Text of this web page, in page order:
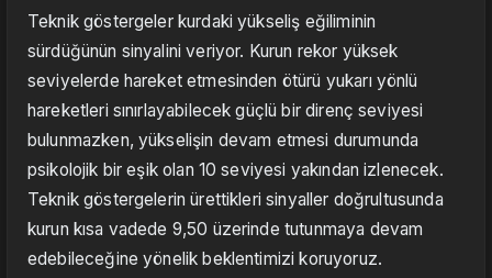
Teknik göstergeler kurdaki yükseliş eğiliminin
sürdüğünün sinyalini veriyor. Kurun rekor yüksek
seviyelerde hareket etmesinden ötürü yukarı yönlü
hareketleri sınırlayabilecek güçlü bir direnç seviyesi
bulunmazken, yükselişin devam etmesi durumunda
psikolojik bir eşik olan 10 seviyesi yakından izlenecek.
Teknik göstergelerin ürettikleri sinyaller doğrultusunda
kurun kısa vadede 9,50 üzerinde tutunmaya devam
edebileceğine yönelik beklentimizi koruyoruz.